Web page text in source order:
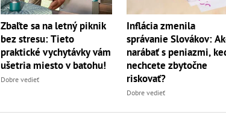
Zbaľte sa na letný piknik
bez stresu: Tieto
praktické vychytávky vám
ušetria miesto v batohu!
Dobre vedieť
Inflácia zmenila
správanie Slovákov:
narábať s peniazmi,
nechcete zbytočne
riskovať?
Dobre vedieť